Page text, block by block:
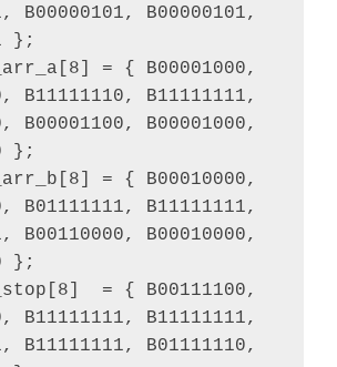
B00000101, B00000101,
};
= { B00001000,
B11111110, B11111111,
B00001100, B00001000,
};
= { B00010000,
B01111111, B11111111,
B00110000, B00010000,
};
= { B00111100,
B11111111, B11111111,
B11111111, B01111110,